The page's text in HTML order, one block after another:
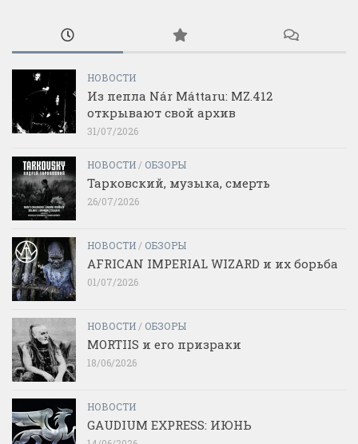
НОВОСТИ
Из пепла Nár Máttaru: MZ.412
открывают свой архив
31/07/2026
НОВОСТИ/ ОБЗОРЫ
Тарковский, музыка, смерть
26/07/2026
НОВОСТИ/ ОБЗОРЫ
AFRICAN IMPERIAL WIZARD и их борьба
01/07/2026
НОВОСТИ/ ОБЗОРЫ
MORTIIS и его призраки
18/06/2026
НОВОСТИ
GAUDIUM EXPRESS: ИЮНЬ